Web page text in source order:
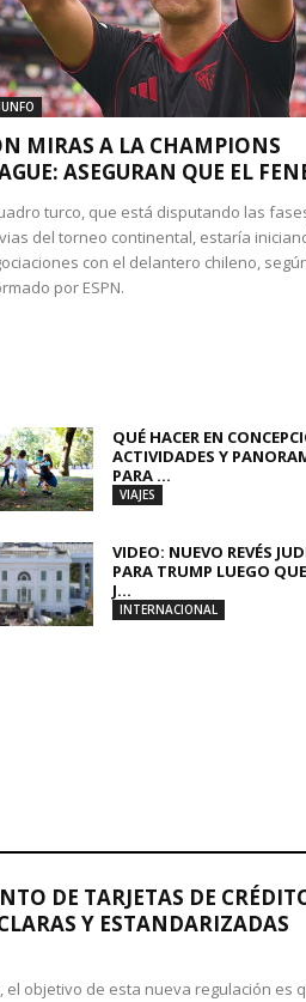
MIRAS A LA CHAMPIONS
ASEGURAN QUE EL
turco, que está disputando las
del torneo continental, estaría
con el delantero chileno,
por ESPN.
QUÉ HACER EN
ACTIVIDADES Y
PARA ...
VIAJES
VIDEO: NUEVO REVÉS
PARA TRUMP LUEGO
J...
INTERNACIONAL
DE TARJETAS DE
Y ESTANDARIZADAS
el objetivo de esta nueva regulación es